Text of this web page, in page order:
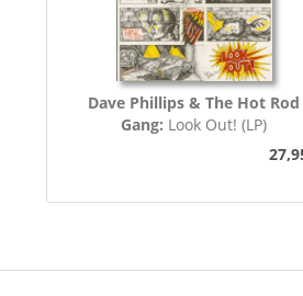
Dave Phillips & The Hot Rod
Gang: Look Out! (LP)